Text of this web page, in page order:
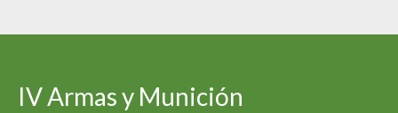
IV Armas y Munición